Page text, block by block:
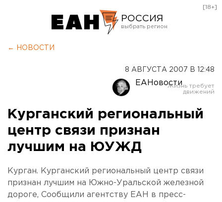
РОССИЯ
Оренбург
[18+]
← НОВОСТИ
8 АВГУСТА 2007 В 12:48
ЕАНовости
Курганский региональный
центр связи признан
лучшим на ЮУЖД
Курган. Курганский региональный центр связи
признан лучшим на Южно-Уральской железной
дороге, Сообщили агентству ЕАН в пресс-